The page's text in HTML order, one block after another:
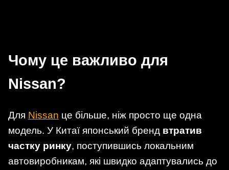
Чому це важливо для
Nissan?
Для Nissan це більше, ніж просто ще одна
модель. У Китаї японський бренд втратив
частку ринку, поступившись локальним
автовиробникам, які швидко адаптувались до